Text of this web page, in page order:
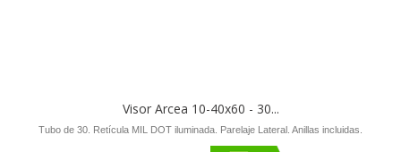
Visor Arcea 10-40x60 - 30...
Tubo de 30. Retícula MIL DOT iluminada. Parelaje Lateral. Anillas incluidas.